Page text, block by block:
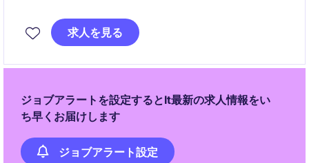
プロジェクト管理からシステム改善まで、IT戦略の中
核を担う重要な役割です。
求人を見る
ジョブアラートを設定するとIt最新の求人情報をい
ち早くお届けします
ジョブアラート設定